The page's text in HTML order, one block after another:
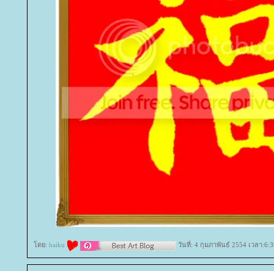
ดย: haiku วันที่: 4 กุมภาพันธ์ 2554 เวลา